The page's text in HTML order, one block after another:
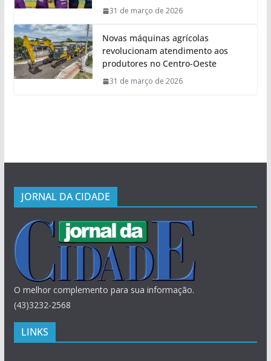
31 de março de 2026
Novas máquinas agrícolas
revolucionam atendimento aos
produtores no Centro-Oeste
31 de março de 2026
JORNAL DA CIDADE
O melhor complemento para sua informação.
(43)3232-2568
LINKS